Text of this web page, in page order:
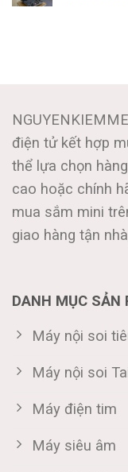
điện tử kết hợp
thể lựa chọn
cao hoặc chính
mua sắm mini
giao hàng tận
DANH MỤC SẢN
Máy nội soi
Máy nội soi
Máy điện tim
Máy siêu âm